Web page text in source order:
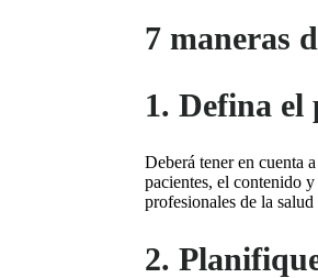
7 maneras
1. Defina el
Deberá tener en cuenta
pacientes, el contenido
profesionales de la
2.